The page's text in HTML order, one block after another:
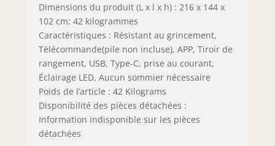
Dimensions du produit (L x l x h) : 216 x 144 x
102 cm; 42 kilogrammes
Caractéristiques : Résistant au grincement,
Télécommande(pile non incluse), APP, Tiroir de
rangement, USB, Type-C, prise au courant,
Éclairage LED, Aucun sommier nécessaire
Poids de l’article : 42 Kilograms
Disponibilité des pièces détachées :
Information indisponible sur les pièces
détachées